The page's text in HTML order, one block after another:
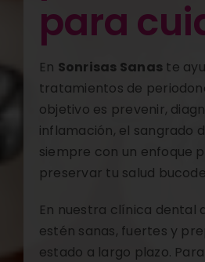
para
En Sonrisas Sanas te
tratamientos de
objetivo es prevenir,
inflamación, el sangrado
siempre con un enfoque
preservar tu salud
En nuestra clínica dental
estén sanas, fuertes y
estado a largo plazo.